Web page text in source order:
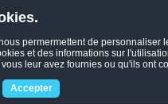
permermettent de
et des informations sur
leur avez fournies ou qu'ils ont
Accepter